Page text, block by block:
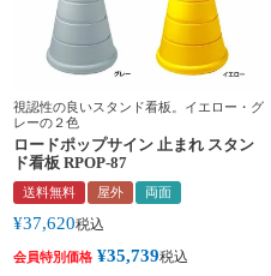
視認性の良いスタンド看板。イエロー・グ
レーの２色
ロードポップサイン 止まれ スタン
ド看板 RPOP-87
送料無料 屋外 両面
¥37,620税込
会員特別価格 ¥35,739税込